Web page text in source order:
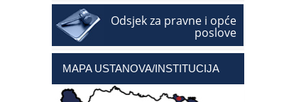
Odsjek za pravne i opće
poslove
MAPA USTANOVA/INSTITUCIJA